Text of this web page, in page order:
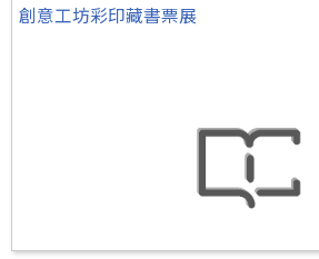
創意工坊彩印藏書票展